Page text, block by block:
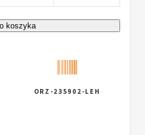
koszyka
ORZ-235902-LEH